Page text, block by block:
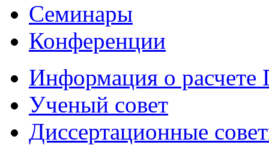
Семинары
Конференции
Информация о
Ученый совет
Диссертационные